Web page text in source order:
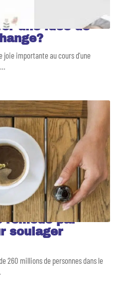
une idée de
joie importante au cours d'une
…
remède par
soulager
260 millions de personnes dans le